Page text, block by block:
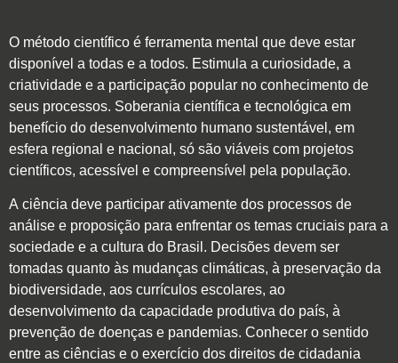
O método científico é ferramenta mental que deve estar
disponível a todas e a todos. Estimula a curiosidade, a
criatividade e a participação popular no conhecimento de
seus processos. Soberania científica e tecnológica em
benefício do desenvolvimento humano sustentável, em
esfera regional e nacional, só são viáveis com projetos
científicos, acessível e compreensível pela população.
A ciência deve participar ativamente dos processos de
análise e proposição para enfrentar os temas cruciais para a
sociedade e a cultura do Brasil. Decisões devem ser
tomadas quanto às mudanças climáticas, à preservação da
biodiversidade, aos currículos escolares, ao
desenvolvimento da capacidade produtiva do país, à
prevenção de doenças e pandemias. Conhecer o sentido
entre as ciências e o exercício dos direitos de cidadania